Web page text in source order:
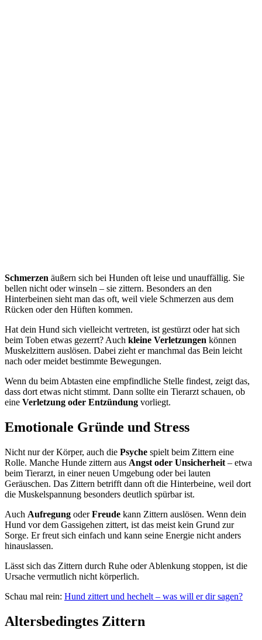
Schmerzen äußern sich bei Hunden oft leise und unauffällig. Sie
bellen nicht oder winseln – sie zittern. Besonders an den
Hinterbeinen sieht man das oft, weil viele Schmerzen aus dem
Rücken oder den Hüften kommen.
Hat dein Hund sich vielleicht vertreten, ist gestürzt oder hat sich
beim Toben etwas gezerrt? Auch kleine Verletzungen können
Muskelzittern auslösen. Dabei zieht er manchmal das Bein leicht
nach oder meidet bestimmte Bewegungen.
Wenn du beim Abtasten eine empfindliche Stelle findest, zeigt das,
dass dort etwas nicht stimmt. Dann sollte ein Tierarzt schauen, ob
eine Verletzung oder Entzündung vorliegt.
Emotionale Gründe und Stress
Nicht nur der Körper, auch die Psyche spielt beim Zittern eine
Rolle. Manche Hunde zittern aus Angst oder Unsicherheit – etwa
beim Tierarzt, in einer neuen Umgebung oder bei lauten
Geräuschen. Das Zittern betrifft dann oft die Hinterbeine, weil dort
die Muskelspannung besonders deutlich spürbar ist.
Auch Aufregung oderFreude kann Zittern auslösen. Wenn dein
Hund vor dem Gassigehen zittert, ist das meist kein Grund zur
Sorge. Er freut sich einfach und kann seine Energie nicht anders
hinauslassen.
Lässt sich das Zittern durch Ruhe oder Ablenkung stoppen, ist die
Ursache vermutlich nicht körperlich.
Schau mal rein: Hund zittert und hechelt – was will er dir sagen?
Altersbedingtes Zittern